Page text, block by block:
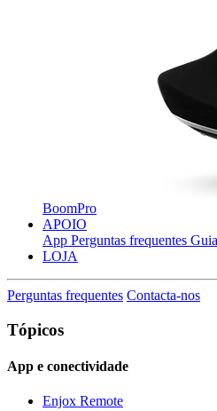
BoomPro
APOIO
App Perguntas frequentes
LOJA
Perguntas frequentes Contacta-nos
Tópicos
App e conectividade
Enjox Remote